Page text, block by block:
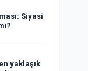
Siyasi
yaklaşık